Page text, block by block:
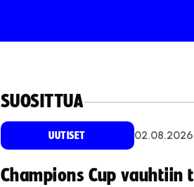
SUOSITTUA
UUTISET 02.08.2026
Champions Cup vauhtiin